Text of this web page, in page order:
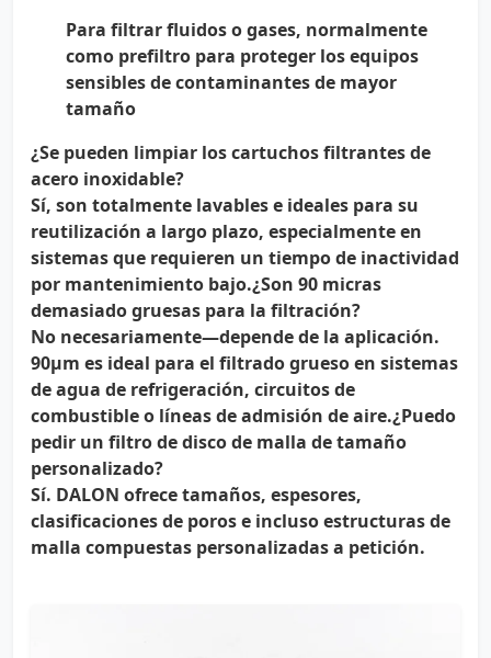
Para filtrar fluidos o gases, normalmente
como prefiltro para proteger los equipos
sensibles de contaminantes de mayor
tamaño
¿Se pueden limpiar los cartuchos filtrantes de
acero inoxidable?
Sí, son totalmente lavables e ideales para su
reutilización a largo plazo, especialmente en
sistemas que requieren un tiempo de inactividad
por mantenimiento bajo.¿Son 90 micras
demasiado gruesas para la filtración?
No necesariamente—depende de la aplicación.
90µm es ideal para el filtrado grueso en sistemas
de agua de refrigeración, circuitos de
combustible o líneas de admisión de aire.¿Puedo
pedir un filtro de disco de malla de tamaño
personalizado?
Sí. DALON ofrece tamaños, espesores,
clasificaciones de poros e incluso estructuras de
malla compuestas personalizadas a petición.